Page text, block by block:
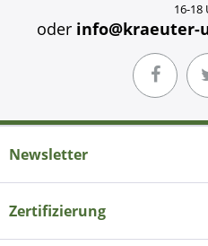
16-18
oder info@kraeuter-
Newsletter
Zertifizierung